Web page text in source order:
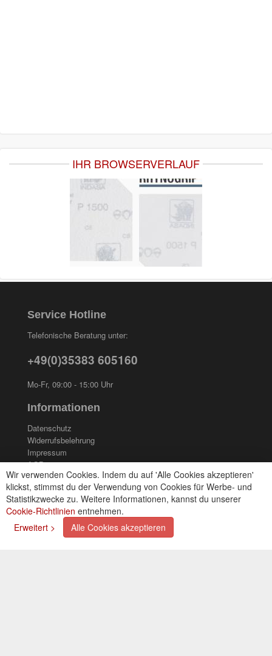
IHR BROWSERVERLAUF
Wir verwenden Cookies. Indem du auf 'Alle Cookies akzeptieren'
klickst, stimmst du der Verwendung von Cookies für Werbe- und
Statistikzwecke zu. Weitere Informationen, kannst du unserer
Cookie-Richtlinien entnehmen.
Erweitert >
Alle Cookies akzeptieren
Service Hotline
Telefonische Beratung unter:
+49(0)35383 605160
Mo-Fr, 09:00 - 15:00 Uhr
Informationen
Datenschutz
Widerrufsbelehrung
Impressum
AGB
Kontakt
Cookies einstellungen
Zahlungsarten